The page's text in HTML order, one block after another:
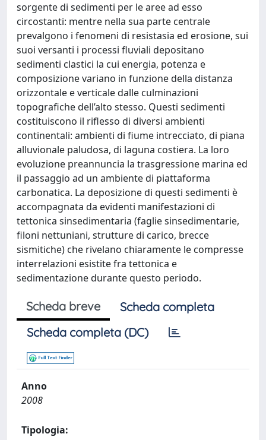
sorgente di sedimenti per le aree ad esso
circostanti: mentre nella sua parte centrale
prevalgono i fenomeni di resistasia ed erosione, sui
suoi versanti i processi fluviali depositano
sedimenti clastici la cui energia, potenza e
composizione variano in funzione della distanza
orizzontale e verticale dalle culminazioni
topografiche dell’alto stesso. Questi sedimenti
costituiscono il riflesso di diversi ambienti
continentali: ambienti di fiume intrecciato, di piana
alluvionale paludosa, di laguna costiera. La loro
evoluzione preannuncia la trasgressione marina ed
il passaggio ad un ambiente di piattaforma
carbonatica. La deposizione di questi sedimenti è
accompagnata da evidenti manifestazioni di
tettonica sinsedimentaria (faglie sinsedimentarie,
filoni nettuniani, strutture di carico, brecce
sismitiche) che rivelano chiaramente le compresse
interrelazioni esistite fra tettonica e
sedimentazione durante questo periodo.
Scheda breve
Scheda completa
Scheda completa (DC)
Anno
2008
Tipologia: